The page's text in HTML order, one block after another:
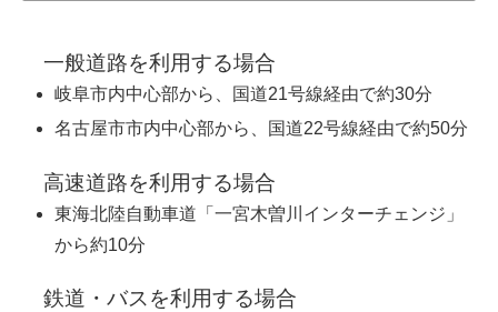
一般道路を利用する場合
岐阜市内中心部から、国道21号線経由で約30分
名古屋市市内中心部から、国道22号線経由で約50分
高速道路を利用する場合
東海北陸自動車道「一宮木曽川インターチェンジ」
から約10分
鉄道・バスを利用する場合